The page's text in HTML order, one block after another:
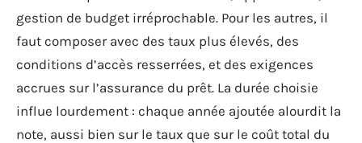
gestion de budget irréprochable. Pour les autres, il
faut composer avec des taux plus élevés, des
conditions d’accès resserrées, et des exigences
accrues sur l’assurance du prêt. La durée choisie
influe lourdement : chaque année ajoutée alourdit la
note, aussi bien sur le taux que sur le coût total du